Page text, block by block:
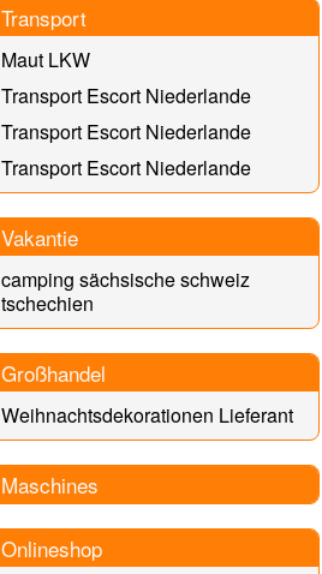
Transport
Maut LKW
Transport Escort Niederlande
Transport Escort Niederlande
Transport Escort Niederlande
Vakantie
camping sächsische schweiz
tschechien
Großhandel
Weihnachtsdekorationen Lieferant
Maschines
Onlineshop